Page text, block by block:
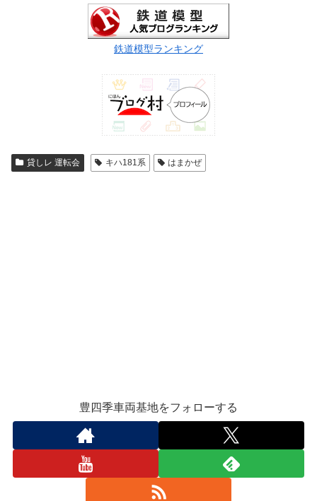
鉄道模型ランキング
貸しレ 運転会 キハ181系 はまかぜ
豊四季車両基地をフォローする